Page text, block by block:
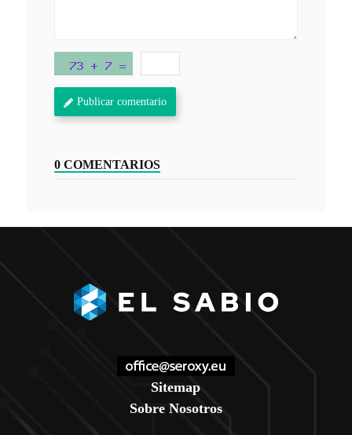
Publicar comentario
0 COMENTARIOS
Sitemap
Sobre Nosotros